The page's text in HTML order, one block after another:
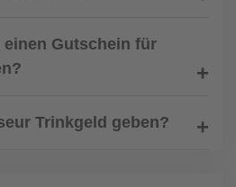
Gutschein für
Trinkgeld geben?